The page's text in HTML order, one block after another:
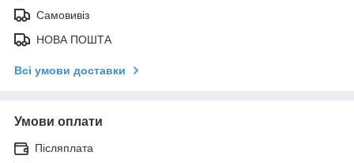
Самовивіз
НОВА ПОШТА
Всі умови доставки
Умови оплати
Післяплата